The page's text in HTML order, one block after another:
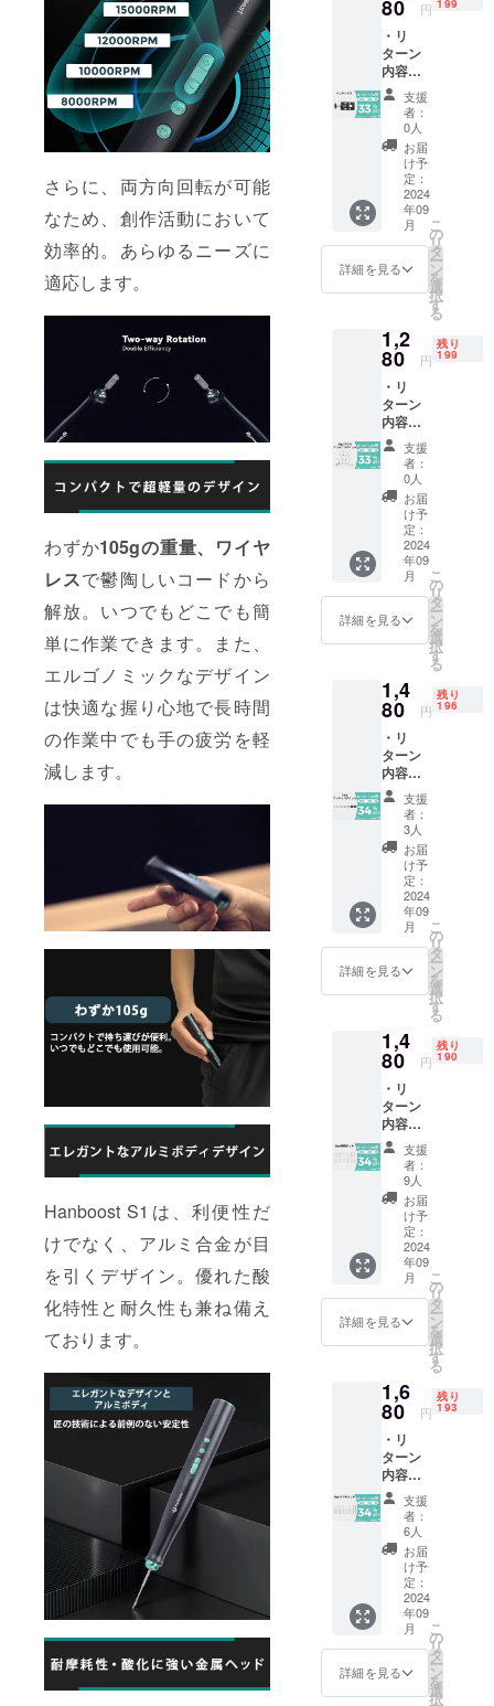
さらに、両方向回転が可能
なため、創作活動において
効率的。あらゆるニーズに
適応します。
わずか105gの重量、ワイヤ
レスで鬱陶しいコードから
解放。いつでもどこでも簡
単に作業できます。また、
エルゴノミックなデザイン
は快適な握り心地で長時間
の作業中でも手の疲労を軽
減します。
Hanboost S1は、利便性だ
けでなく、アルミ合金が目
を引くデザイン。優れた酸
化特性と耐久性も兼ね備え
ております。
頂いた
支援頂
けます
様お願
い致し
ます。
2024年
10月頃
からオ
ンライ
ショッ
プなど
般販売
開始予
した場
合、正
規販売
価格が
販売予
定価格
より下
がる可
能性も
ござい
ます。
類似商
品が発
生する
可能性
頂いた
上でご
けます
様お願
い致し
ます。
2024年
10月頃
からオ
ンライ
ショッ
プなど
にて一
開始予
定で
ます。
※ご注文
状況、
使用部
材の供
給状
況、製
造工程
上の都
合等に
より出
荷時期
が遅れ
る場合
があり
より量
産効率
が向上
した場
合、正
規販売
価格が
販売予
定価格
より下
がる可
能性も
ござい
ます。
類似商
品が発
生する
ご了承
頂いた
支援頂
けます
様お願
い致し
ます。
2024年
10月頃
からオ
ンライ
ショッ
プなど
般販売
開始予
80 円
・リ
ターン
内容：
ベンチ
バイス
×1セッ
ト ・一
般販売
予定価
格：
1,920円
※リター
ンはす
べて
税・送
料込み
になり
ます。
※ご注文
状況、
使用部
材の供
給状
況、製
造工程
上の都
合等に
より出
荷時期
が遅れ
る場合
があり
ます。
産効率
が向上
した場
合、正
規販売
価格が
販売予
定価格
より下
がる可
能性も
ござい
ます。
類似商
品が発
生する
可能性
頂いた
上でご
けます
様お願
い致し
ます。
2024年
10月頃
からオ
ンライ
ショッ
プなど
にて一
開始予
定で
支援
者：
0人
お届
け予
定：
2024
年09
月
詳細を見る
こ
の
リ
タ
ー
ン
を
選
択
す
る
1,2
80 円
残り
199
・リ
ターン
内容：
20pcブ
ラシク
リーニ
ング
セット
×1セッ
ト ・一
般販売
予定価
格：
1,920円
※リター
ンはす
税・送
料込み
の金額
になり
ます。
※ご注文
状況、
使用部
材の供
給状
況、製
造工程
上の都
合等に
より出
荷時期
が遅れ
皆様の
支援に
より量
産効率
が向上
した場
合、正
規販売
価格が
販売予
定価格
より下
がる可
能性も
ござい
ます。
類似商
があり
ます。
頂いた
上でご
支援頂
けます
様お願
い致し
ます。
2024年
10月頃
からオ
ンライ
プなど
にて一
支援
者：
0人
お届
け予
定：
2024
年09
月
詳細を見る
こ
の
リ
タ
ー
ン
を
選
択
す
る
1,4
80 円
残り
196
・リ
ターン
内容：
13pc
カッ
ティン
グセッ
ト×1
セット
・一般
販売予
定価
格：
2,240円
※リター
ンはす
税・送
料込み
の金額
になり
ます。
※ご注文
状況、
使用部
材の供
給状
況、製
造工程
上の都
合等に
より出
荷時期
が遅れ
皆様の
支援に
より量
産効率
が向上
した場
合、正
規販売
価格が
販売予
定価格
より下
がる可
能性も
ござい
ます。
類似商
支援
者：
3人
お届
け予
定：
2024
年09
月
詳細を見る
こ
の
リ
タ
ー
ン
を
選
択
す
る
1,4
80 円
残り
190
・リ
ターン
内容：
30pc研
削ビッ
ト×1
セット
・一般
販売予
定価
格：
2,240円
※リター
ンはす
べて
税・送
の金額
になり
ます。
※ご注文
状況、
使用部
材の供
給状
況、製
造工程
上の都
合等に
より出
荷時期
が遅れ
る場合
があり
支援
者：
9人
お届
け予
定：
2024
年09
月
詳細を見る
こ
の
リ
タ
ー
ン
を
選
択
す
る
1,6
80 円
残り
193
・リ
ターン
内容：
13pcド
リル
セット
×1セッ
ト ・一
般販売
予定価
格：
2,560円
※リター
ンはす
べて
支援
者：
6人
お届
け予
定：
2024
年09
月
詳細を見る
こ
の
リ
タ
ー
ン
を
選
択